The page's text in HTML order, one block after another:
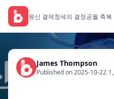
원신 결제창세의 결정공월 축복
James Thompson
Published on 2025-10-22/